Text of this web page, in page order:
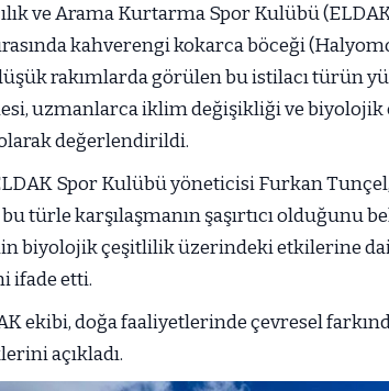
ve Arama Kurtarma Spor Kulübü
kahverengi kokarca böceği
rakımlarda görülen bu istilacı türün
uzmanlarca iklim değişikliği ve biyolojik
değerlendirildi.
Spor Kulübü yöneticisi Furkan
türle karşılaşmanın şaşırtıcı olduğunu
biyolojik çeşitlilik üzerindeki etkilerine
ifade etti.
ekibi, doğa faaliyetlerinde çevresel
açıkladı.